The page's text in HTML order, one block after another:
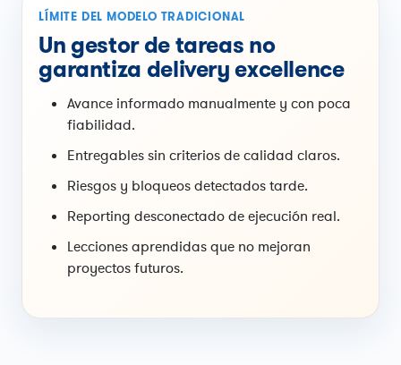
LÍMITE DEL MODELO TRADICIONAL
Un gestor de tareas no
garantiza delivery excellence
Avance informado manualmente y con poca
fiabilidad.
Entregables sin criterios de calidad claros.
Riesgos y bloqueos detectados tarde.
Reporting desconectado de ejecución real.
Lecciones aprendidas que no mejoran
proyectos futuros.